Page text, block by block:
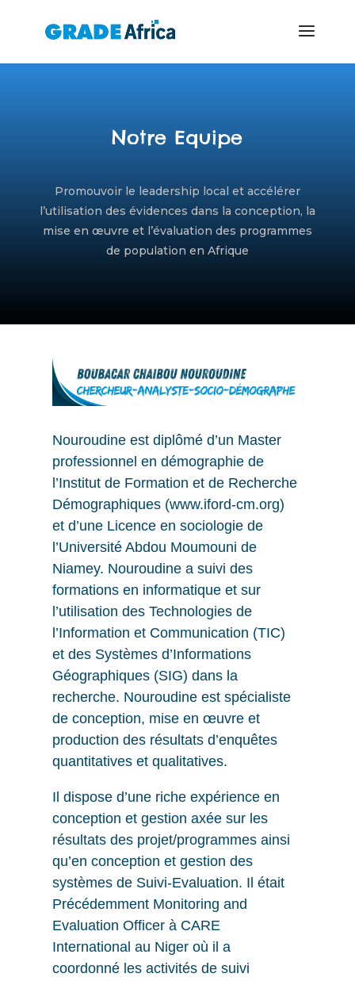
Notre Equipe
Promouvoir le leadership local et accélérer
l’utilisation des évidences dans la conception, la
mise en œuvre et l’évaluation des programmes
de population en Afrique
Nouroudine est diplômé d’un Master
professionnel en démographie de
l’Institut de Formation et de Recherche
Démographiques (www.iford-cm.org)
et d’une Licence en sociologie de
l’Université Abdou Moumouni de
Niamey. Nouroudine a suivi des
formations en informatique et sur
l’utilisation des Technologies de
l’Information et Communication (TIC)
et des Systèmes d’Informations
Géographiques (SIG) dans la
recherche. Nouroudine est spécialiste
de conception, mise en œuvre et
production des résultats d’enquêtes
quantitatives et qualitatives.
Il dispose d’une riche expérience en
conception et gestion axée sur les
résultats des projet/programmes ainsi
qu’en conception et gestion des
systèmes de Suivi-Evaluation. Il était
Précédemment Monitoring and
Evaluation Officer à CARE
International au Niger où il a
coordonné les activités de suivi